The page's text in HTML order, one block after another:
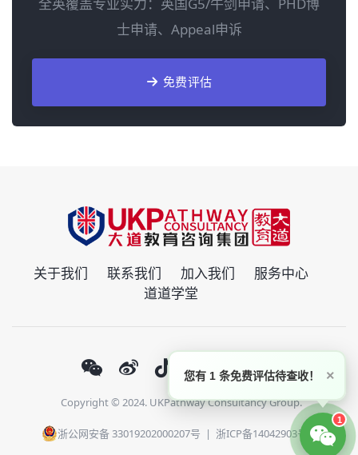
士申请、Appeal申诉
免费评估
关于我们 联系我们 加入我们
服务中心
道道学堂
Copyright © 2024. UKPathway Consultancy Group.
浙公网安备 33019202000207号 | 浙ICP备14042903号-1
×
您有 1 条免费评估待查收！
1